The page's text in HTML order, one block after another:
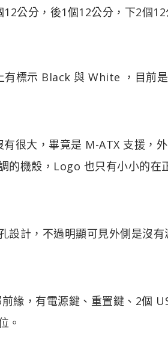
12公分，後1個12公分，下2個
有標示 Black 與 White ，目前
有很大，畢竟是 M-ATX 支援，
的機殼，Logo 也只有小小的在
設計，不過明顯可見外側是沒
緣，有電源鍵、重置鍵、2個
。